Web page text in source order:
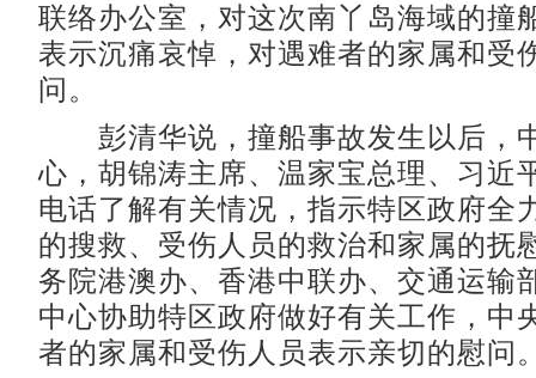
联络办公室，对这次南丫岛海域的撞
表示沉痛哀悼，对遇难者的家属和受
问。
彭清华说，撞船事故发生以后，
心，胡锦涛主席、温家宝总理、习近
电话了解有关情况，指示特区政府全
的搜救、受伤人员的救治和家属的抚
务院港澳办、香港中联办、交通运输
中心协助特区政府做好有关工作，中
者的家属和受伤人员表示亲切的慰问